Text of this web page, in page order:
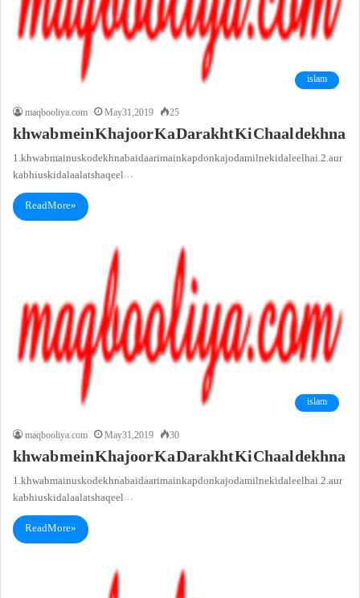
islam
maqbooliya.com
May 31, 2019 25
khwab mein Khajoor Ka Darakht Ki Chaal dekhna
1. khwab main usko dekhna baidaari main kapdon ka joda milne ki daleel hai.2. aur
kabhi us ki dalaalat shaqeel…
Read More »
islam
maqbooliya.com
May 31, 2019 30
khwab mein Khajoor Ka Darakht Ki Chaal dekhna
1. khwab main usko dekhna baidaari main kapdon ka joda milne ki daleel hai.2. aur
kabhi us ki dalaalat shaqeel…
Read More »